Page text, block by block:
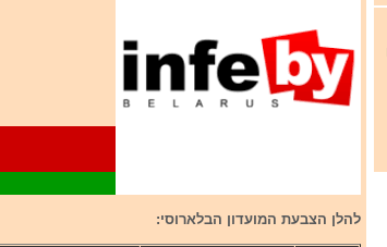
להלן הצבעת המועדון הבלארוסי: